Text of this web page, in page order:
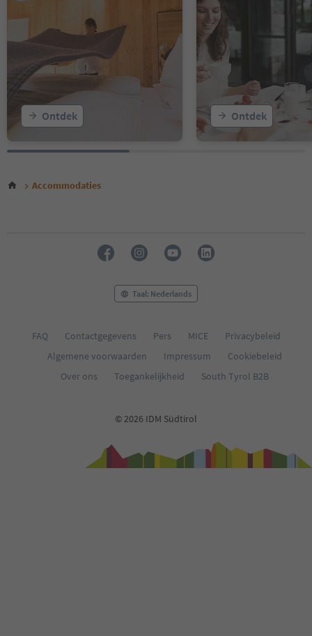
Ontdek Ontdek
Accommodaties
Taal: Nederlands
FAQ Contactgegevens Pers MICE
Privacybeleid
Algemene voorwaarden
Impressum
Cookiebeleid
Over ons
Toegankelijkheid South Tyrol B2B
© 2026 IDM Südtirol